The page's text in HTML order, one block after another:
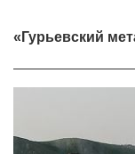
«Гурьевский